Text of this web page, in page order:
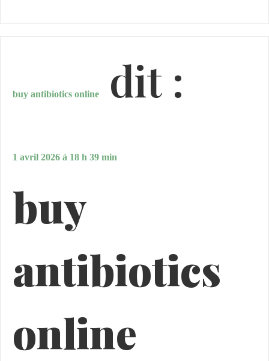
buy antibiotics online dit :
1 avril 2026 à 18 h 39 min
buy
antibiotics
online